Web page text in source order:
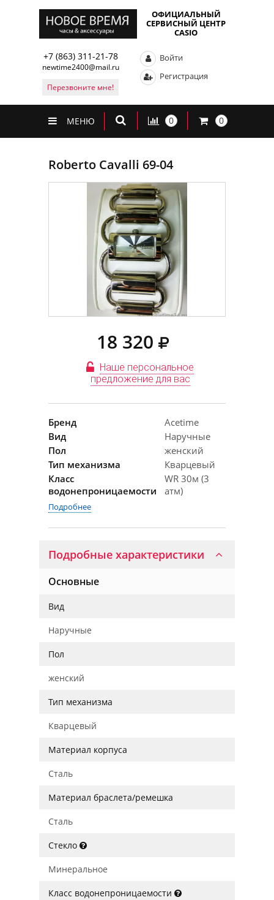
ОФИЦИАЛЬНЫЙ
СЕРВИСНЫЙ ЦЕНТР
CASIO
+7 (863) 311-21-78
newtime2400@mail.ru
Перезвоните мне!
Войти
Регистрация
МЕНЮ 0 0
Roberto Cavalli 69-04
18 320
Наше персональное
предложение для вас
Бренд
Acetime
Вид
Наручные
Пол
женский
Тип механизма
Кварцевый
Класс
водонепроницаемости
WR 30м (3
атм)
Подробнее
Подробные характеристики
Основные
Вид
Наручные
Пол
женский
Тип механизма
Кварцевый
Материал корпуса
Сталь
Материал браслета/ремешка
Сталь
Стекло
Минеральное
Класс водонепроницаемости